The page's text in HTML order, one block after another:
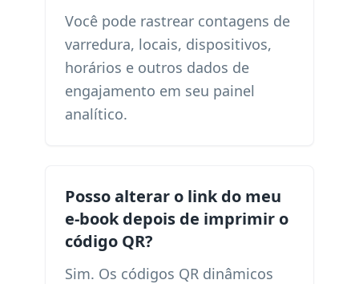
Você pode rastrear contagens de
varredura, locais, dispositivos,
horários e outros dados de
engajamento em seu painel
analítico.
Posso alterar o link do meu
e-book depois de imprimir o
código QR?
Sim. Os códigos QR dinâmicos